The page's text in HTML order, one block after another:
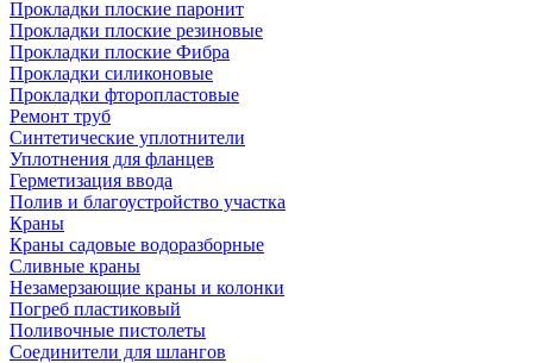
Прокладки плоские паронит
Прокладки плоские резиновые
Прокладки плоские Фибра
Прокладки силиконовые
Прокладки фторопластовые
Ремонт труб
Синтетические уплотнители
Уплотнения для фланцев
Герметизация ввода
Полив и благоустройство участка
Краны
Краны садовые водоразборные
Сливные краны
Незамерзающие краны и колонки
Погреб пластиковый
Поливочные пистолеты
Соединители для шлангов